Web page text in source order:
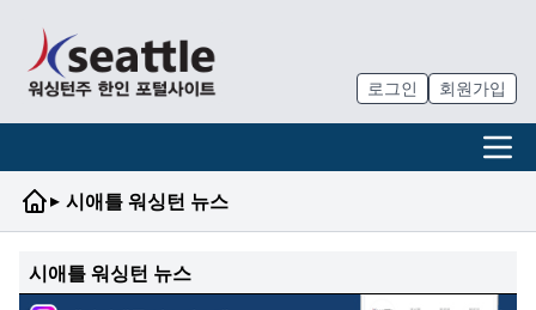
로그인 회원가입
▸ 시애틀 워싱턴 뉴스
시애틀 워싱턴 뉴스